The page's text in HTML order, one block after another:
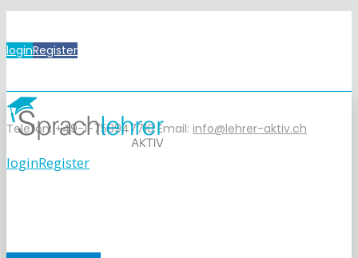
loginRegister
Telefon: +49-1-758947710 Email: info@lehrer-aktiv.ch
loginRegister